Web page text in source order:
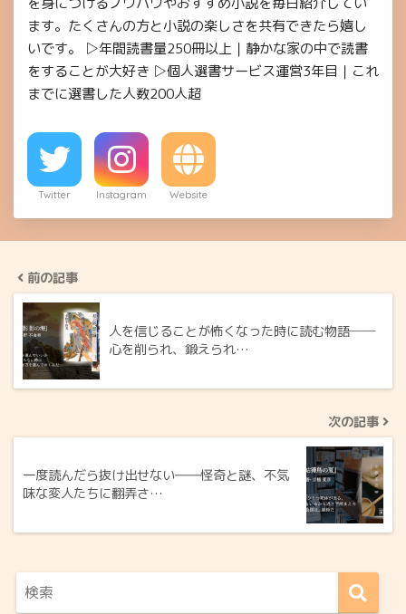
ます。たくさんの方と小説の楽しさを共有できたら嬉し
いです。 ▷年間読書量250冊以上｜静かな家の中で読書
をすることが大好き ▷個人選書サービス運営3年目｜これ
までに選書した人数200人超
Twitter Instagram Website
前の記事
人を信じることが怖くなった時に読む物語──
心を削られ、鍛えられ…
次の記事
一度読んだら抜け出せない――怪奇と謎、不気
味な変人たちに翻弄さ…